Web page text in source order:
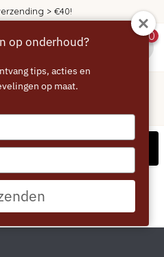
> €40!
0
Filters
op onderhoud?
tips, acties en
op maat.